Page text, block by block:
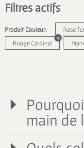
Filtres actifs
Produit Couleur: Rose
Rouge Cardinal
main de